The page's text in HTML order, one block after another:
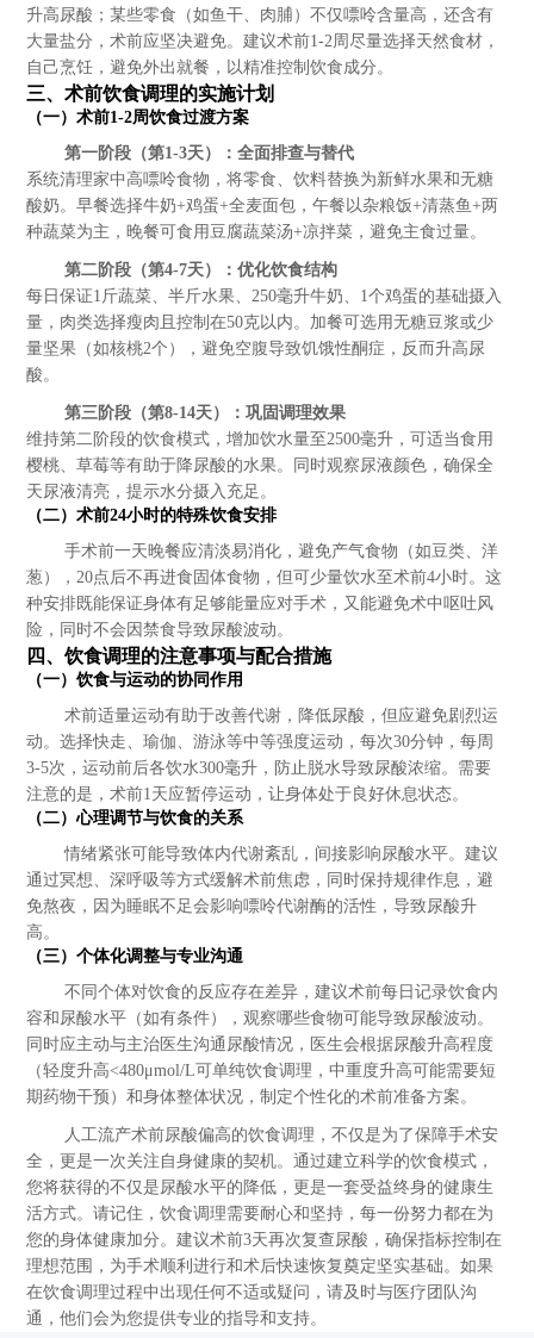
升高尿酸；某些零食（如鱼干、肉脯）不仅嘌呤含量高，还含有
大量盐分，术前应坚决避免。建议术前1-2周尽量选择天然食材，
自己烹饪，避免外出就餐，以精准控制饮食成分。
三、术前饮食调理的实施计划
（一）术前1-2周饮食过渡方案
第一阶段（第1-3天）：全面排查与替代
系统清理家中高嘌呤食物，将零食、饮料替换为新鲜水果和无糖
酸奶。早餐选择牛奶+鸡蛋+全麦面包，午餐以杂粮饭+清蒸鱼+两
种蔬菜为主，晚餐可食用豆腐蔬菜汤+凉拌菜，避免主食过量。
第二阶段（第4-7天）：优化饮食结构
每日保证1斤蔬菜、半斤水果、250毫升牛奶、1个鸡蛋的基础摄入
量，肉类选择瘦肉且控制在50克以内。加餐可选用无糖豆浆或少
量坚果（如核桃2个），避免空腹导致饥饿性酮症，反而升高尿
酸。
第三阶段（第8-14天）：巩固调理效果
维持第二阶段的饮食模式，增加饮水量至2500毫升，可适当食用
樱桃、草莓等有助于降尿酸的水果。同时观察尿液颜色，确保全
天尿液清亮，提示水分摄入充足。
（二）术前24小时的特殊饮食安排
手术前一天晚餐应清淡易消化，避免产气食物（如豆类、洋
葱），20点后不再进食固体食物，但可少量饮水至术前4小时。这
种安排既能保证身体有足够能量应对手术，又能避免术中呕吐风
险，同时不会因禁食导致尿酸波动。
四、饮食调理的注意事项与配合措施
（一）饮食与运动的协同作用
术前适量运动有助于改善代谢，降低尿酸，但应避免剧烈运
动。选择快走、瑜伽、游泳等中等强度运动，每次30分钟，每周
3-5次，运动前后各饮水300毫升，防止脱水导致尿酸浓缩。需要
注意的是，术前1天应暂停运动，让身体处于良好休息状态。
（二）心理调节与饮食的关系
情绪紧张可能导致体内代谢紊乱，间接影响尿酸水平。建议
通过冥想、深呼吸等方式缓解术前焦虑，同时保持规律作息，避
免熬夜，因为睡眠不足会影响嘌呤代谢酶的活性，导致尿酸升
高。
（三）个体化调整与专业沟通
不同个体对饮食的反应存在差异，建议术前每日记录饮食内
容和尿酸水平（如有条件），观察哪些食物可能导致尿酸波动。
同时应主动与主治医生沟通尿酸情况，医生会根据尿酸升高程度
（轻度升高<480μmol/L可单纯饮食调理，中重度升高可能需要短
期药物干预）和身体整体状况，制定个性化的术前准备方案。
人工流产术前尿酸偏高的饮食调理，不仅是为了保障手术安
全，更是一次关注自身健康的契机。通过建立科学的饮食模式，
您将获得的不仅是尿酸水平的降低，更是一套受益终身的健康生
活方式。请记住，饮食调理需要耐心和坚持，每一份努力都在为
您的身体健康加分。建议术前3天再次复查尿酸，确保指标控制在
理想范围，为手术顺利进行和术后快速恢复奠定坚实基础。如果
在饮食调理过程中出现任何不适或疑问，请及时与医疗团队沟
通，他们会为您提供专业的指导和支持。